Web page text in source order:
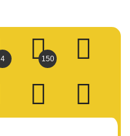
4 150